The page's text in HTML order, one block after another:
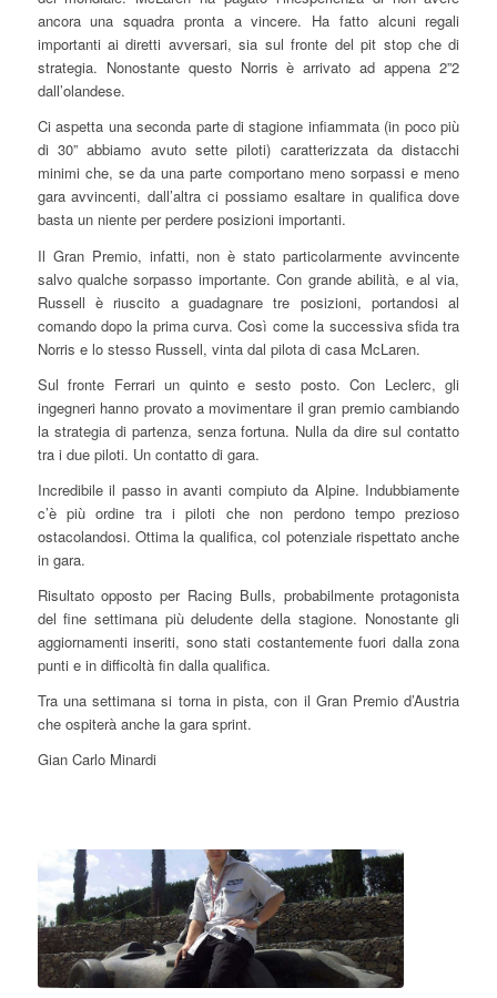
ancora una squadra pronta a vincere. Ha fatto alcuni regali
importanti ai diretti avversari, sia sul fronte del pit stop che di
strategia. Nonostante questo Norris è arrivato ad appena 2”2
dall’olandese.
Ci aspetta una seconda parte di stagione infiammata (in poco più
di 30” abbiamo avuto sette piloti) caratterizzata da distacchi
minimi che, se da una parte comportano meno sorpassi e meno
gara avvincenti, dall’altra ci possiamo esaltare in qualifica dove
basta un niente per perdere posizioni importanti.
Il Gran Premio, infatti, non è stato particolarmente avvincente
salvo qualche sorpasso importante. Con grande abilità, e al via,
Russell è riuscito a guadagnare tre posizioni, portandosi al
comando dopo la prima curva. Così come la successiva sfida tra
Norris e lo stesso Russell, vinta dal pilota di casa McLaren.
Sul fronte Ferrari un quinto e sesto posto. Con Leclerc, gli
ingegneri hanno provato a movimentare il gran premio cambiando
la strategia di partenza, senza fortuna. Nulla da dire sul contatto
tra i due piloti. Un contatto di gara.
Incredibile il passo in avanti compiuto da Alpine. Indubbiamente
c’è più ordine tra i piloti che non perdono tempo prezioso
ostacolandosi. Ottima la qualifica, col potenziale rispettato anche
in gara.
Risultato opposto per Racing Bulls, probabilmente protagonista
del fine settimana più deludente della stagione. Nonostante gli
aggiornamenti inseriti, sono stati costantemente fuori dalla zona
punti e in difficoltà fin dalla qualifica.
Tra una settimana si torna in pista, con il Gran Premio d’Austria
che ospiterà anche la gara sprint.
Gian Carlo Minardi